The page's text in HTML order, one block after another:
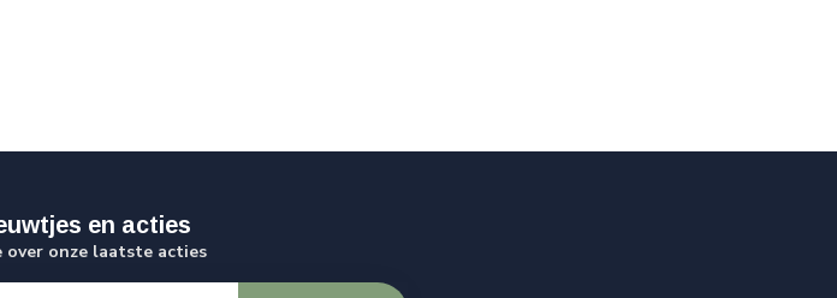
en acties
onze laatste acties